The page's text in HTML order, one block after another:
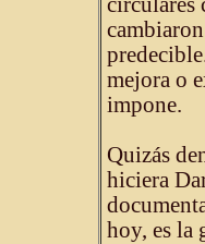
mejora o
impone.
Quizás
hiciera
hoy, es la